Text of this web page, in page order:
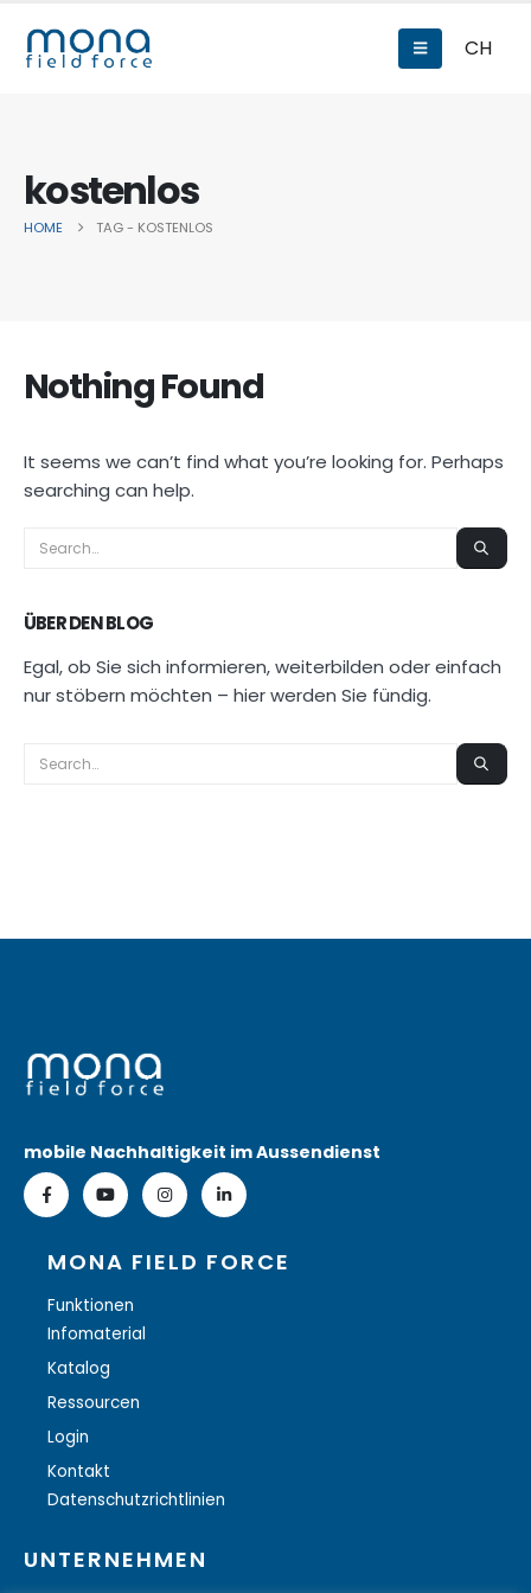
CH
kostenlos
HOME TAG - KOSTENLOS
Nothing Found
It seems we can’t find what you’re looking for. Perhaps
searching can help.
ÜBER DEN BLOG
Egal, ob Sie sich informieren, weiterbilden oder einfach
nur stöbern möchten – hier werden Sie fündig.
mobile Nachhaltigkeit im Aussendienst
MONA FIELD FORCE
Funktionen
Infomaterial
Katalog
Ressourcen
Login
Kontakt
Datenschutzrichtlinien
UNTERNEHMEN